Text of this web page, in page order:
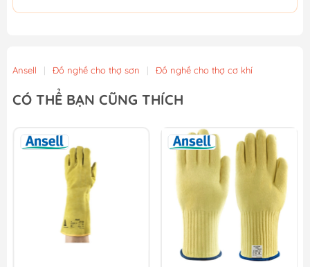
Ansell | Đồ nghề cho thợ sơn | Đồ nghề cho thợ cơ khí
CÓ THỂ BẠN CŨNG THÍCH